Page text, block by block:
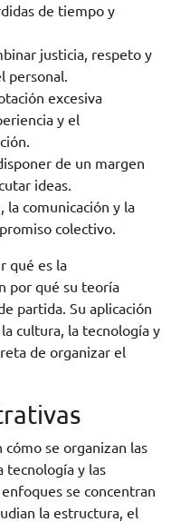
de tiempo y
justicia, respeto y
personal.
excesiva
y el
de un margen
ideas.
la comunicación y la
colectivo.
qué es la
por qué su teoría
partida. Su aplicación
cultura, la tecnología y
de organizar el
se organizan las
tecnología y las
se concentran
la estructura, el